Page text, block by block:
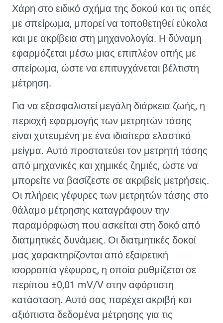
Χάρη στο ειδικό σχήμα της δοκού και τις οπές
με σπείρωμα, μπορεί να τοποθετηθεί εύκολα
και με ακρίβεια στη μηχανολογία. Η δύναμη
εφαρμόζεται μέσω μιας επιπλέον οπής με
σπείρωμα, ώστε να επιτυγχάνεται βέλτιστη
μέτρηση.
Για να εξασφαλιστεί μεγάλη διάρκεια ζωής, η
περιοχή εφαρμογής των μετρητών τάσης
είναι χυτευμένη με ένα ιδιαίτερα ελαστικό
μείγμα. Αυτό προστατεύει τον μετρητή τάσης
από μηχανικές και χημικές ζημιές, ώστε να
μπορείτε να βασίζεστε σε ακριβείς μετρήσεις.
Οι πλήρεις γέφυρες των μετρητών τάσης στο
θάλαμο μέτρησης καταγράφουν την
παραμόρφωση που ασκείται στη δοκό από
διατμητικές δυνάμεις. Οι διατμητικές δοκοί
μας χαρακτηρίζονται από εξαιρετική
ισορροπία γέφυρας, η οποία ρυθμίζεται σε
περίπου ±0,01 mV/V στην αφόρτιστη
κατάσταση. Αυτό σας παρέχει ακριβή και
αξιόπιστα δεδομένα μέτρησης για τις